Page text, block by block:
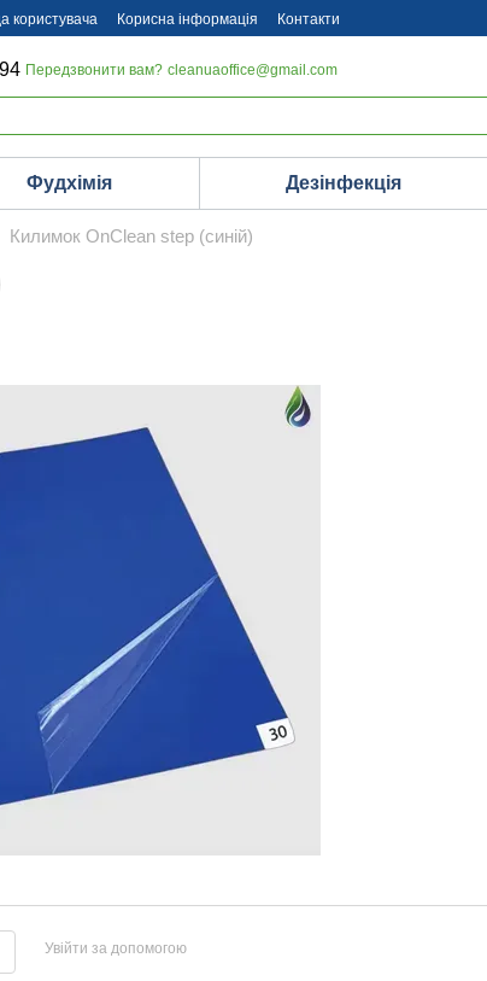
користувача Корисна інформація Контакти
Передзвонити вам? cleanuaoffice@gmail.com
Фудхімія Дезінфекція
Килимок OnClean step (синій)
Увійти за допомогою